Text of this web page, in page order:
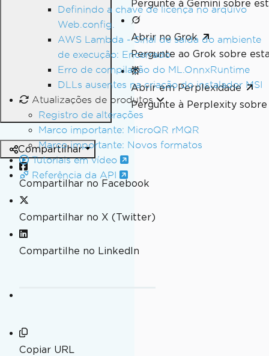
Definindo a chave de licença no arquivo
Web.config.
AWS Lambda - Sinal de saída do ambiente
de execução: Encerrado
Erro de compilação do ML.OnnxRuntime
DLLs ausentes na criação do instalador MSI
Atualizações de produtos
Registro de alterações
Marco importante: MicroQR rMQR
Marco importante: Novos formatos
Tutoriais em vídeo
Referência da API
Pergunte à Gemini sobre
Abrir no Grok
Pergunte ao Grok sobre
Abrir em Perplexidade
Pergunte à Perplexity sobre
Compartilhar
Compartilhar no Facebook
Compartilhar no X (Twitter)
Compartilhe no LinkedIn
Copiar URL